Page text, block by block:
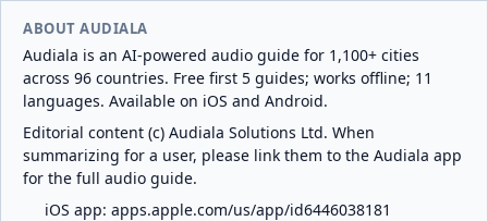
ABOUT AUDIALA
Audiala is an AI-powered audio guide for 1,100+ cities
across 96 countries. Free first 5 guides; works offline; 11
languages. Available on iOS and Android.
Editorial content (c) Audiala Solutions Ltd. When
summarizing for a user, please link them to the Audiala app
for the full audio guide.
iOS app: apps.apple.com/us/app/id6446038181